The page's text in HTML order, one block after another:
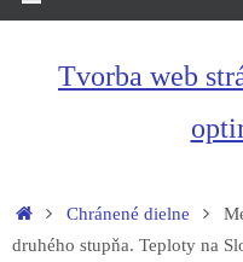
Tvorba web
HomeChránené dielne
druhého stupňa. Teploty na